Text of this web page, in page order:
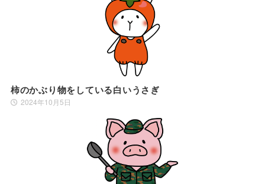
柿のかぶり物をしている白いうさぎ
2024年10月5日